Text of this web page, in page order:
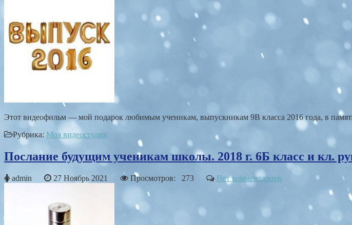
Этот видеофильм — мой подарок любимым ученикам, выпускникам 9В класса 2016 года, в
Рубрика: Моя видеостудия
Послание будущим ученикам школы. 2018 г. 6Б класс и кл.
admin 27 Ноябрь 2021 Просмотров: 273 Нет комментариев